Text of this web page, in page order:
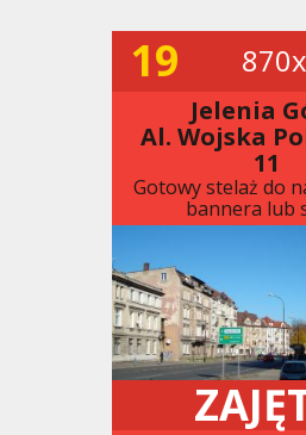
19
Jelenia
Al. Wojska
11
Gotowy stelaż do
bannera lub